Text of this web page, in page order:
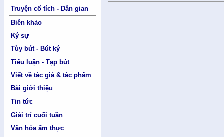
Truyện cổ tích - Dân gian
Biên khảo
Ký sự
Tùy bút - Bút ký
Tiểu luận - Tạp bút
Viết về tác giả & tác phẩm
Bài giới thiệu
Tin tức
Giải trí cuối tuần
Văn hóa ẩm thực